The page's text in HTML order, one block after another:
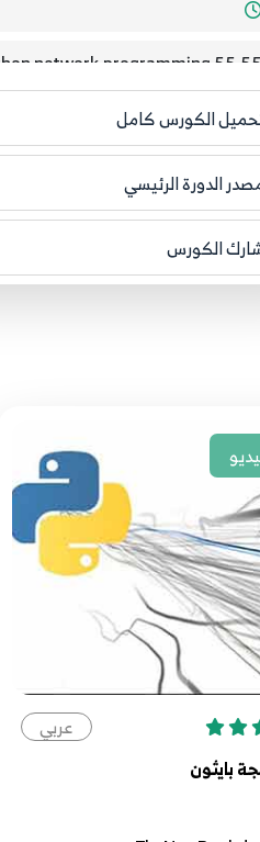
Python network programming
Python network programming
Python network programming
Python network programming
Python network programming
الكورس كامل
الدورة الرئيسي
لا ندعي ملكية أي دورة ولهذا نضع
مصدر الدورة الرئيسي
الكورس
عربي
بايثون